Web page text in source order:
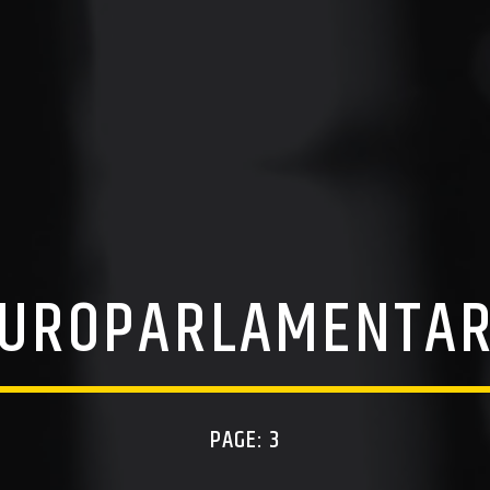
PAGE: 3